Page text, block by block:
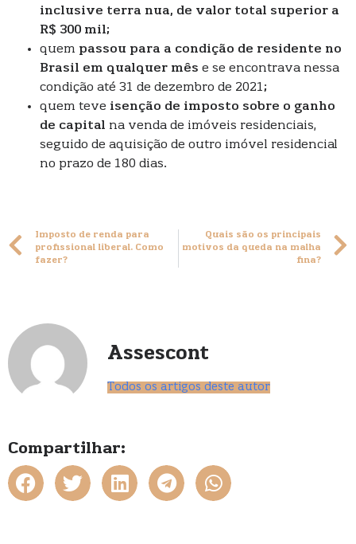
inclusive terra nua, de valor total superior a
R$ 300 mil;
quem passou para a condição de residente no
Brasil em qualquer mês e se encontrava nessa
condição até 31 de dezembro de 2021;
quem teve isenção de imposto sobre o ganho
de capital na venda de imóveis residenciais,
seguido de aquisição de outro imóvel residencial
no prazo de 180 dias.
Imposto de renda para
profissional liberal. Como
fazer?
Quais são os principais
motivos da queda na malha
fina?
Assescont
Todos os artigos deste autor
Compartilhar: